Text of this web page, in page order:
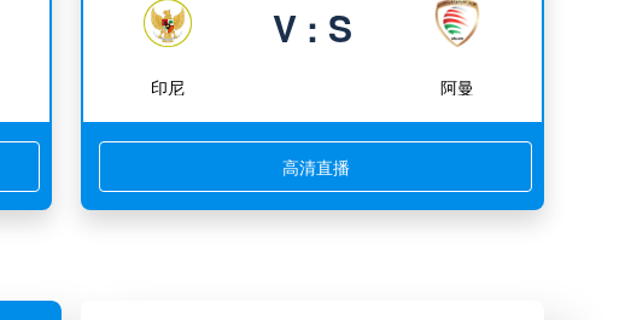
印尼
V : S
阿曼
高清直播